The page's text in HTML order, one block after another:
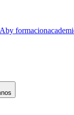
by